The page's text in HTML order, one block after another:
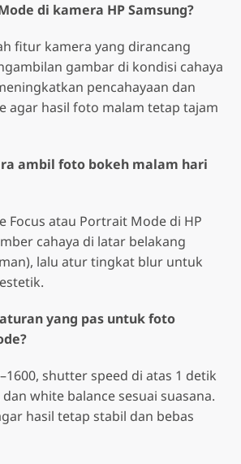
di kamera HP Samsung?
fitur kamera yang dirancang
gambar di kondisi cahaya
pencahayaan dan
agar hasil foto malam tetap tajam
ambil foto bokeh malam hari
Focus atau Portrait Mode di HP
cahaya di latar belakang
lalu atur tingkat blur untuk
yang pas untuk foto
shutter speed di atas 1 detik
white balance sesuai suasana.
hasil tetap stabil dan bebas